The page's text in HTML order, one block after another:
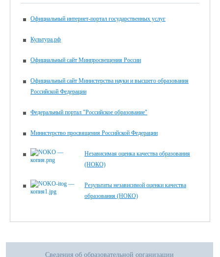
Официальный интернет-портал государственных услуг
Культура.рф
Официальный сайт Минпросвещения России
Официальный сайт Министерства науки и высшего образования
Российской Федерации
Федеральный портал "Российское образование"
Министерство просвящения Российской Федерации
Независимая оценка качества образования
(НОКО)
Результаты независимой оценки качества
образования (НОКО)
Сведения об образовательной организации